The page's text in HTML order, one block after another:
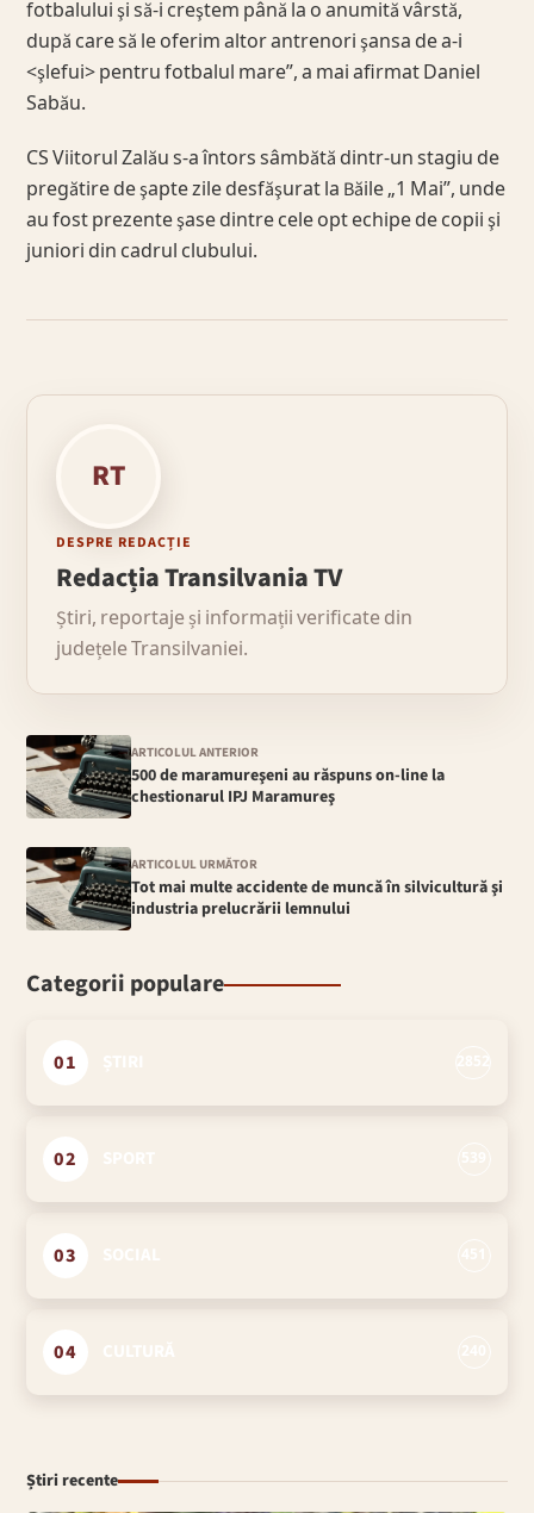
fotbalului şi să-i creştem până la o anumită vârstă,
după care să le oferim altor antrenori şansa de a-i
<şlefui> pentru fotbalul mare”, a mai afirmat Daniel
Sabău.
CS Viitorul Zalău s-a întors sâmbătă dintr-un stagiu de
pregătire de şapte zile desfăşurat la Băile „1 Mai”, unde
au fost prezente şase dintre cele opt echipe de copii şi
juniori din cadrul clubului.
RT
DESPRE REDACȚIE
Redacția Transilvania TV
Știri, reportaje și informații verificate din
județele Transilvaniei.
ARTICOLUL ANTERIOR
500 de maramureşeni au răspuns on-line la
chestionarul IPJ Maramureş
ARTICOLUL URMĂTOR
Tot mai multe accidente de muncă în silvicultură şi
industria prelucrării lemnului
Categorii populare
01
02
03
04
Știri recente